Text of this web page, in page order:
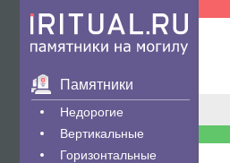
Памятники
Недорогие
Вертикальные
Горизонтальные